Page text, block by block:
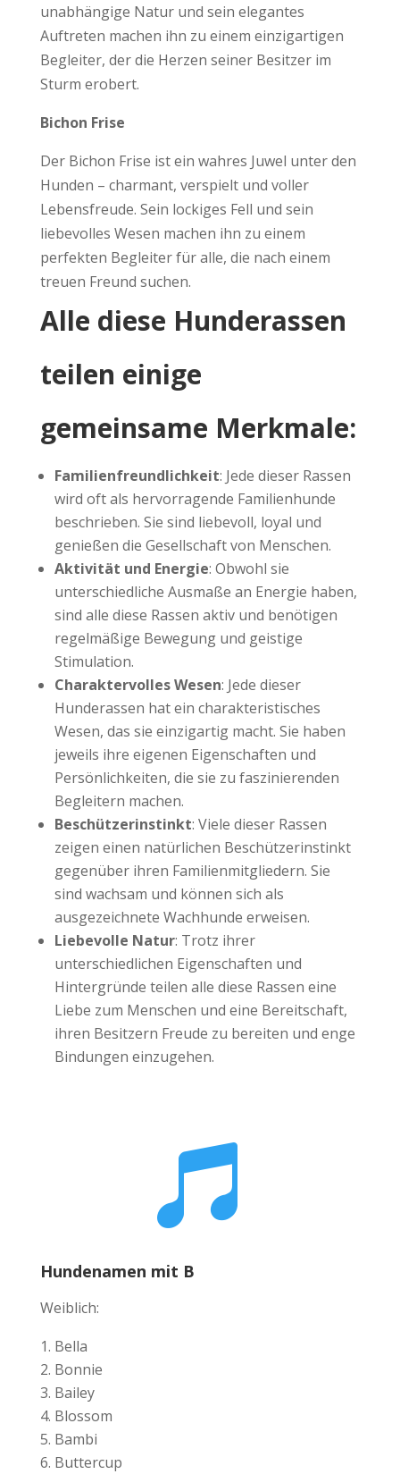
unabhängige Natur und sein elegantes
Auftreten machen ihn zu einem einzigartigen
Begleiter, der die Herzen seiner Besitzer im
Sturm erobert.
Bichon Frise
Der Bichon Frise ist ein wahres Juwel unter den
Hunden – charmant, verspielt und voller
Lebensfreude. Sein lockiges Fell und sein
liebevolles Wesen machen ihn zu einem
perfekten Begleiter für alle, die nach einem
treuen Freund suchen.
Alle diese Hunderassen
teilen einige
gemeinsame Merkmale:
Familienfreundlichkeit: Jede dieser Rassen
wird oft als hervorragende Familienhunde
beschrieben. Sie sind liebevoll, loyal und
genießen die Gesellschaft von Menschen.
Aktivität und Energie: Obwohl sie
unterschiedliche Ausmaße an Energie haben,
sind alle diese Rassen aktiv und benötigen
regelmäßige Bewegung und geistige
Stimulation.
Charaktervolles Wesen: Jede dieser
Hunderassen hat ein charakteristisches
Wesen, das sie einzigartig macht. Sie haben
jeweils ihre eigenen Eigenschaften und
Persönlichkeiten, die sie zu faszinierenden
Begleitern machen.
Beschützerinstinkt: Viele dieser Rassen
zeigen einen natürlichen Beschützerinstinkt
gegenüber ihren Familienmitgliedern. Sie
sind wachsam und können sich als
ausgezeichnete Wachhunde erweisen.
Liebevolle Natur: Trotz ihrer
unterschiedlichen Eigenschaften und
Hintergründe teilen alle diese Rassen eine
Liebe zum Menschen und eine Bereitschaft,
ihren Besitzern Freude zu bereiten und enge
Bindungen einzugehen.

Hundenamen mit B
Weiblich:
Bella
Bonnie
Bailey
Blossom
Bambi
Buttercup